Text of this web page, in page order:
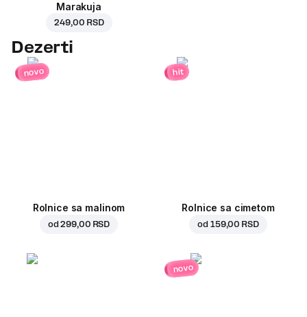
Marakuja
249,00 RSD
Dezerti
novo
Rolnice sa malinom
od299,00 RSD
hit
Rolnice sa cimetom
od 159,00 RSD
novo